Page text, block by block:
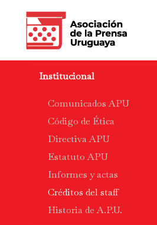
Institucional
Comunicados APU
Código de Ética
Directiva APU
Estatuto APU
Informes y actas
Créditos del staff
Historia de A.P.U.